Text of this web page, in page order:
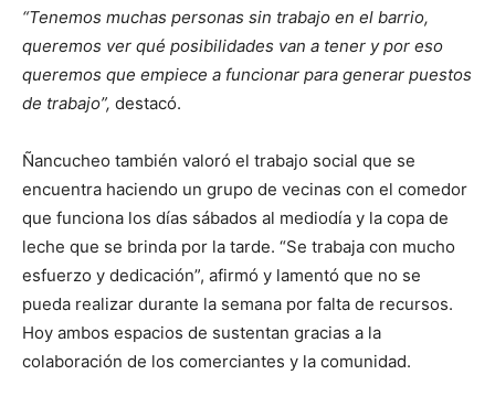
“Tenemos muchas personas sin trabajo en el barrio,
queremos ver qué posibilidades van a tener y por eso
queremos que empiece a funcionar para generar puestos
de trabajo”, destacó.
Ñancucheo también valoró el trabajo social que se
encuentra haciendo un grupo de vecinas con el comedor
que funciona los días sábados al mediodía y la copa de
leche que se brinda por la tarde. “Se trabaja con mucho
esfuerzo y dedicación”, afirmó y lamentó que no se
pueda realizar durante la semana por falta de recursos.
Hoy ambos espacios de sustentan gracias a la
colaboración de los comerciantes y la comunidad.